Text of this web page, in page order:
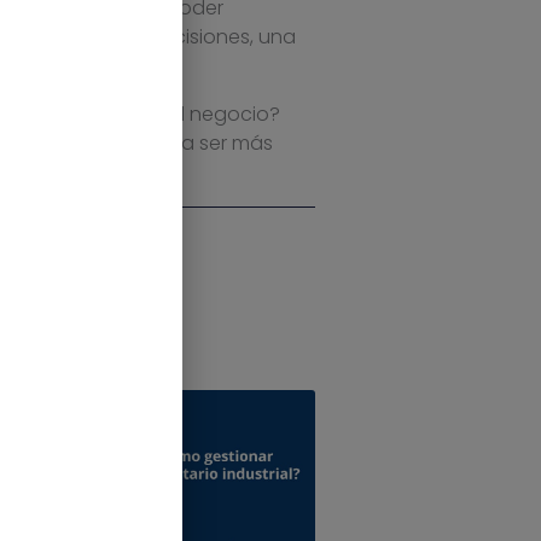
industrial, para poder
la toma de decisiones, una
procesos del negocio?
tu industria para ser más